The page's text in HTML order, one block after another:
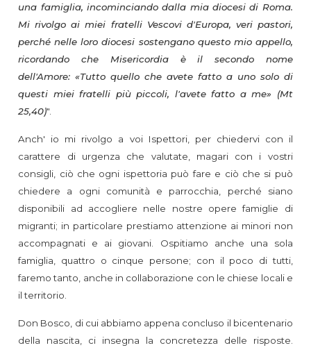
una famiglia, incominciando dalla mia diocesi di Roma.
Mi rivolgo ai miei fratelli Vescovi d'Europa, veri pastori,
perché nelle loro diocesi sostengano questo mio appello,
ricordando che Misericordia è il secondo nome
dell'Amore: «Tutto quello che avete fatto a uno solo di
questi miei fratelli più piccoli, l'avete fatto a me» (Mt
25,40)".
Anch' io mi rivolgo a voi Ispettori, per chiedervi con il
carattere di urgenza che valutate, magari con i vostri
consigli, ciò che ogni ispettoria può fare e ciò che si può
chiedere a ogni comunità e parrocchia, perché siano
disponibili ad accogliere nelle nostre opere famiglie di
migranti; in particolare prestiamo attenzione ai minori non
accompagnati e ai giovani. Ospitiamo anche una sola
famiglia, quattro o cinque persone; con il poco di tutti,
faremo tanto, anche in collaborazione con le chiese locali e
il territorio.
Don Bosco, di cui abbiamo appena concluso il bicentenario
della nascita, ci insegna la concretezza delle risposte.